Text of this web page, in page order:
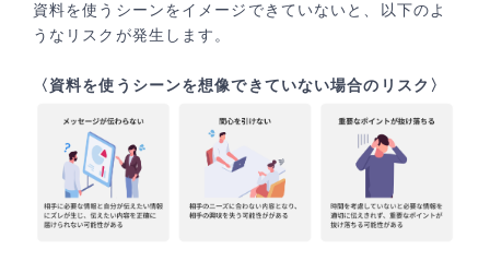
資料を使うシーンをイメージできていないと、以下のよ
うなリスクが発生します。
〈資料を使うシーンを想像できていない場合のリスク〉